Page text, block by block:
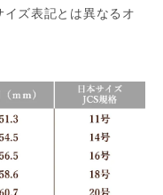
ズ表記とは異なるオ